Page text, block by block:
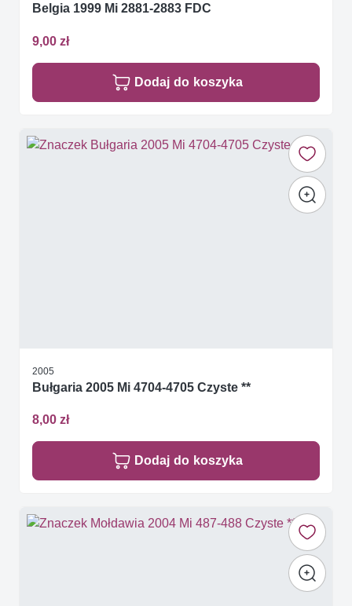
Belgia 1999 Mi 2881-2883 FDC
9,00 zł
Dodaj do koszyka
2005
Bułgaria 2005 Mi 4704-4705 Czyste **
8,00 zł
Dodaj do koszyka